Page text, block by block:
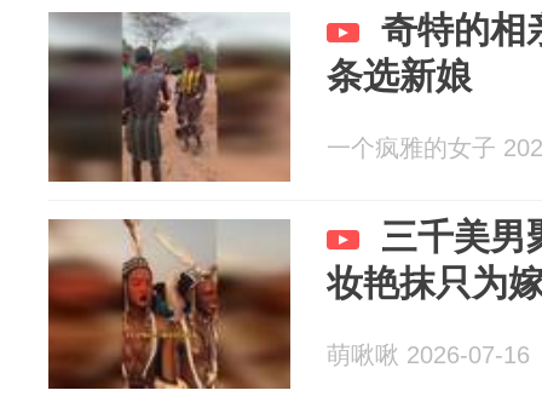
奇特的相
条选新娘
一个疯雅的女子
三千美男
妆艳抹只为
萌啾啾 2026-07-16